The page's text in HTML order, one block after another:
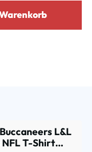
L&L
NFL T-Shirt